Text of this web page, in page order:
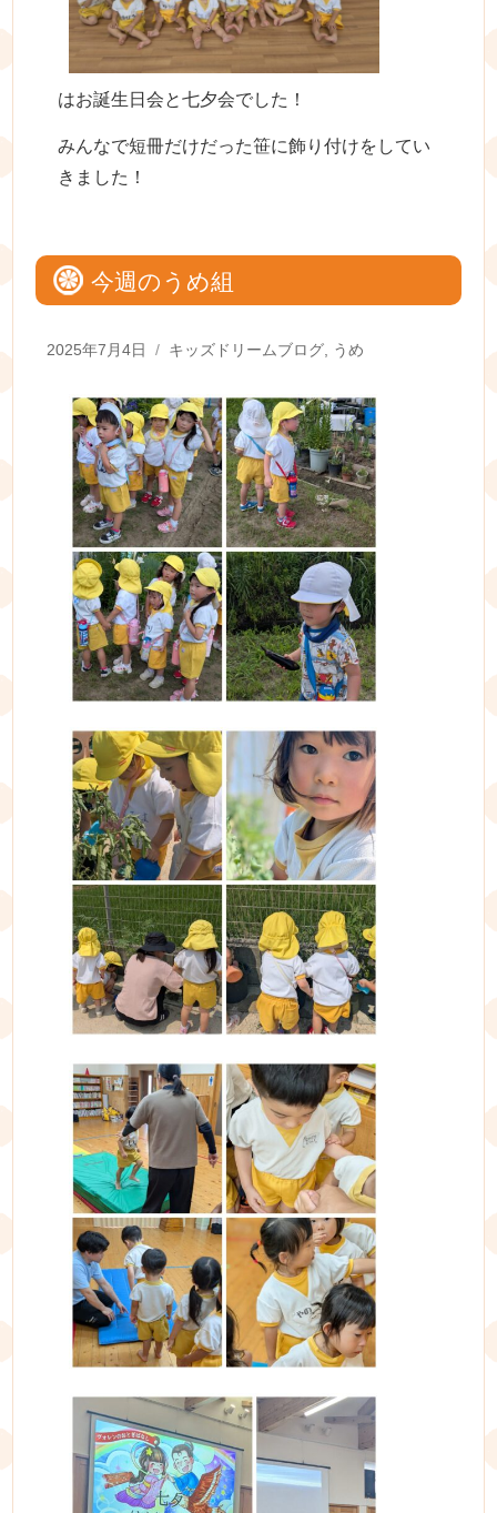
はお誕生日会と七夕会でした！
みんなで短冊だけだった笹に飾り付けをしてい
きました！
今週のうめ組
Posted
2025年7月4日 Categories
キッズドリームブログ, うめ